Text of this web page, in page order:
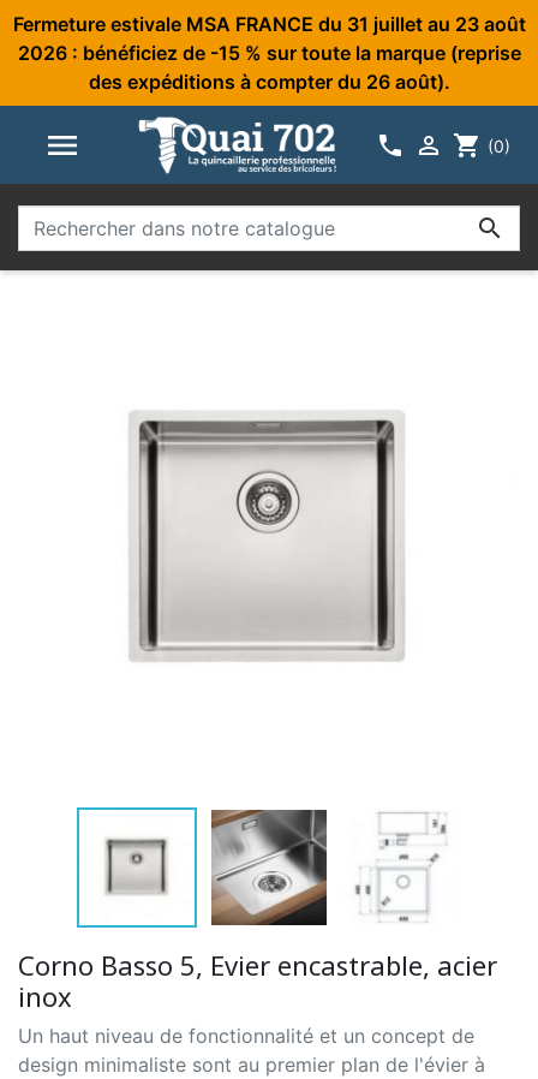
Fermeture estivale MSA FRANCE du 31 juillet au 23 août
2026 : bénéficiez de -15 % sur toute la marque (reprise
des expéditions à compter du 26 août).
   shopping_cart (0)

Corno Basso 5, Evier encastrable, acier
inox
Un haut niveau de fonctionnalité et un concept de
design minimaliste sont au premier plan de l'évier à